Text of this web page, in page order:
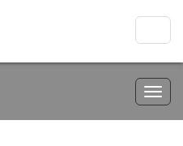
Toggle